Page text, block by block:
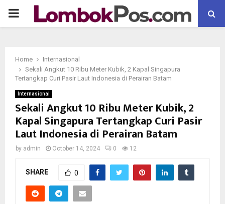
P
M
A
Home
Internasional
Sekali Angkut 10 Ribu Meter Kubik, 2 Kapal Singapura
Tertangkap Curi Pasir Laut Indonesia di Perairan Batam
Internasional
Sekali Angkut 10 Ribu Meter Kubik, 2
Kapal Singapura Tertangkap Curi Pasir
Laut Indonesia di Perairan Batam
by admin October 14, 2024 0 12
SHARE 0